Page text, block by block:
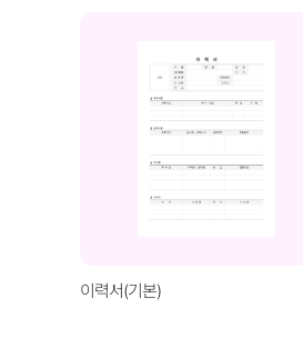
이력서(기본)